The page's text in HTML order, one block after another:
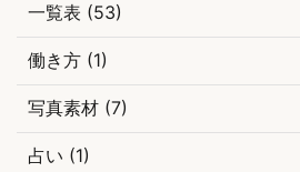
一覧表 (53)
働き方 (1)
写真素材 (7)
占い (1)